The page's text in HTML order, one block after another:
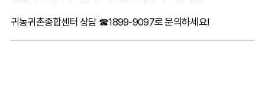
귀농귀촌종합센터 상담 ☎1899-9097로 문의하세요!